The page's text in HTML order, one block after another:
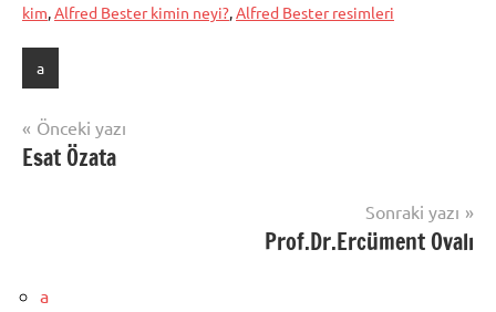
kim,Alfred Bester kimin neyi?,Alfred Bester resimleri
a
Yazı
gezinmesi
Önceki yazı
Esat Özata
Sonraki yazı
Prof.Dr.Ercüment Ovalı
a